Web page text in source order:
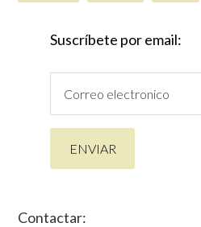
Suscríbete por email:
Contactar: